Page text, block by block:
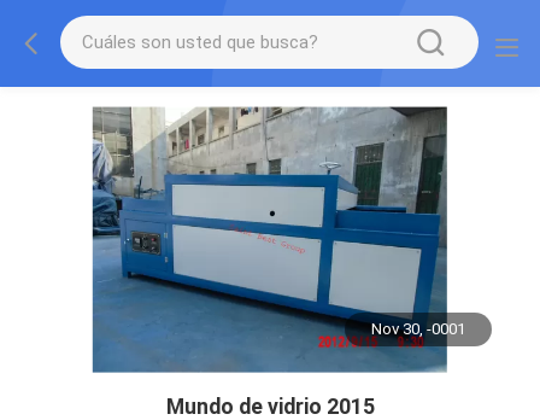
Nov 30, -0001
Mundo de vidrio 2015